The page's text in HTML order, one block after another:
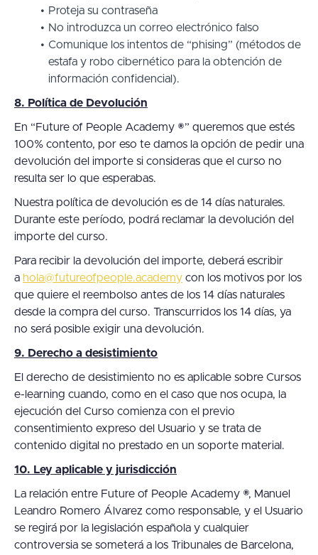
Proteja su contraseña
No introduzca un correo electrónico falso
Comunique los intentos de “phising” (métodos de
estafa y robo cibernético para la obtención de
información confidencial).
8. Política de Devolución
En “Future of People Academy ®” queremos que estés
100% contento, por eso te damos la opción de pedir una
devolución del importe si consideras que el curso no
resulta ser lo que esperabas.
Nuestra política de devolución es de 14 días naturales.
Durante este período, podrá reclamar la devolución del
importe del curso.
Para recibir la devolución del importe, deberá escribir
a hola@futureofpeople.academy con los motivos por los
que quiere el reembolso antes de los 14 días naturales
desde la compra del curso. Transcurridos los 14 días, ya
no será posible exigir una devolución.
9. Derecho a desistimiento
El derecho de desistimiento no es aplicable sobre Cursos
e-learning cuando, como en el caso que nos ocupa, la
ejecución del Curso comienza con el previo
consentimiento expreso del Usuario y se trata de
contenido digital no prestado en un soporte material.
10. Ley aplicable y jurisdicción
La relación entre Future of People Academy ®, Manuel
Leandro Romero Álvarez como responsable, y el Usuario
se regirá por la legislación española y cualquier
controversia se someterá a los Tribunales de Barcelona,